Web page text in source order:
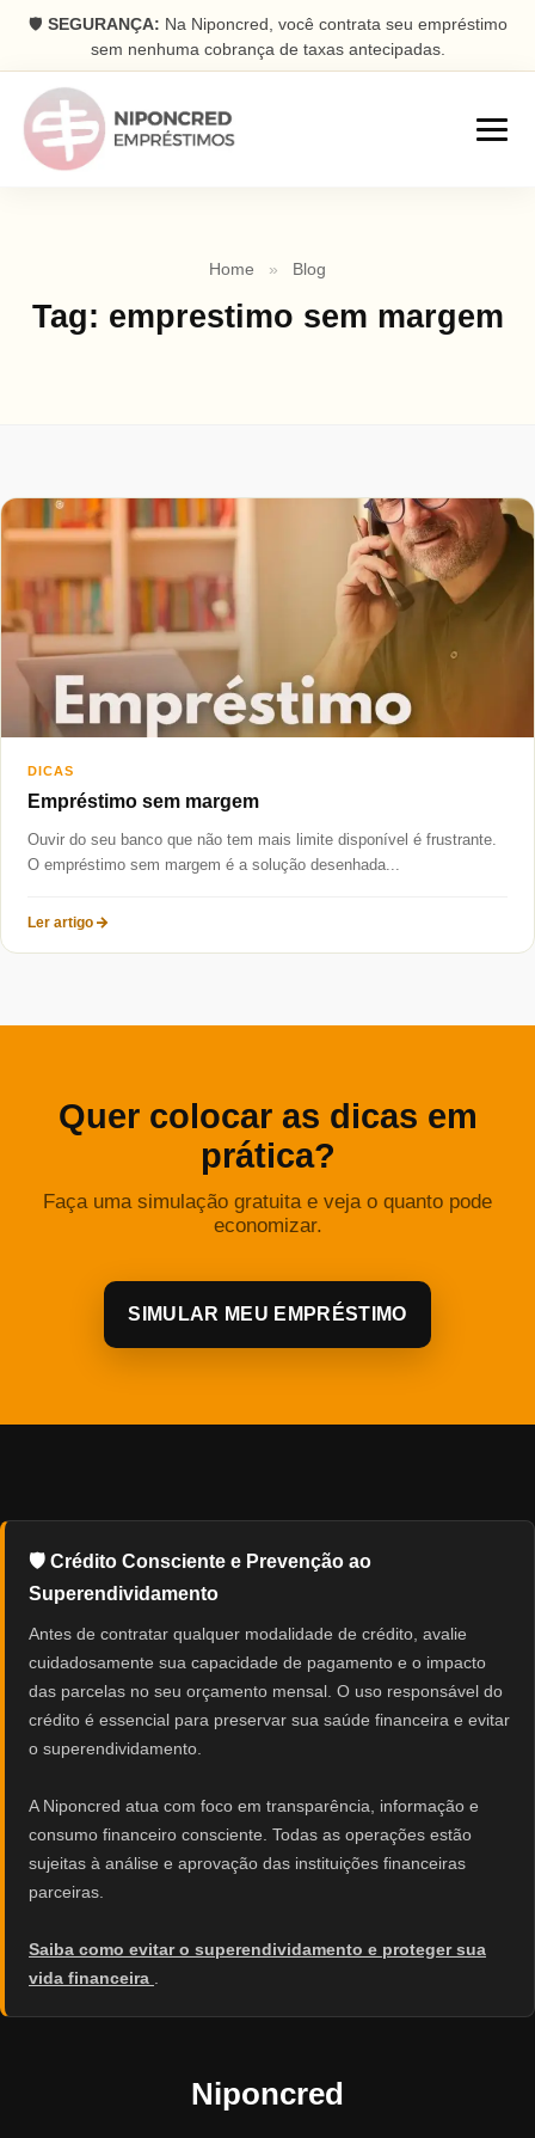
🛡️ SEGURANÇA: Na Niponcred, você contrata seu empréstimo
sem nenhuma cobrança de taxas antecipadas.
Parcelas descontadas na folha
Com Garantia
Taxas mais baixas
Sobre
Blog
Fale Conosco
Home » Blog
Tag: emprestimo sem margem
DICAS
Empréstimo sem margem
Ouvir do seu banco que não tem mais limite disponível é frustrante.
O empréstimo sem margem é a solução desenhada...
Ler artigo
Quer colocar as dicas em
prática?
Faça uma simulação gratuita e veja o quanto pode
economizar.
SIMULAR MEU EMPRÉSTIMO
🛡️ Crédito Consciente e Prevenção ao
Superendividamento
Antes de contratar qualquer modalidade de crédito, avalie
cuidadosamente sua capacidade de pagamento e o impacto
das parcelas no seu orçamento mensal. O uso responsável do
crédito é essencial para preservar sua saúde financeira e evitar
o superendividamento.
A Niponcred atua com foco em transparência, informação e
consumo financeiro consciente. Todas as operações estão
sujeitas à análise e aprovação das instituições financeiras
parceiras.
Saiba como evitar o superendividamento e proteger sua
vida financeira .
Niponcred